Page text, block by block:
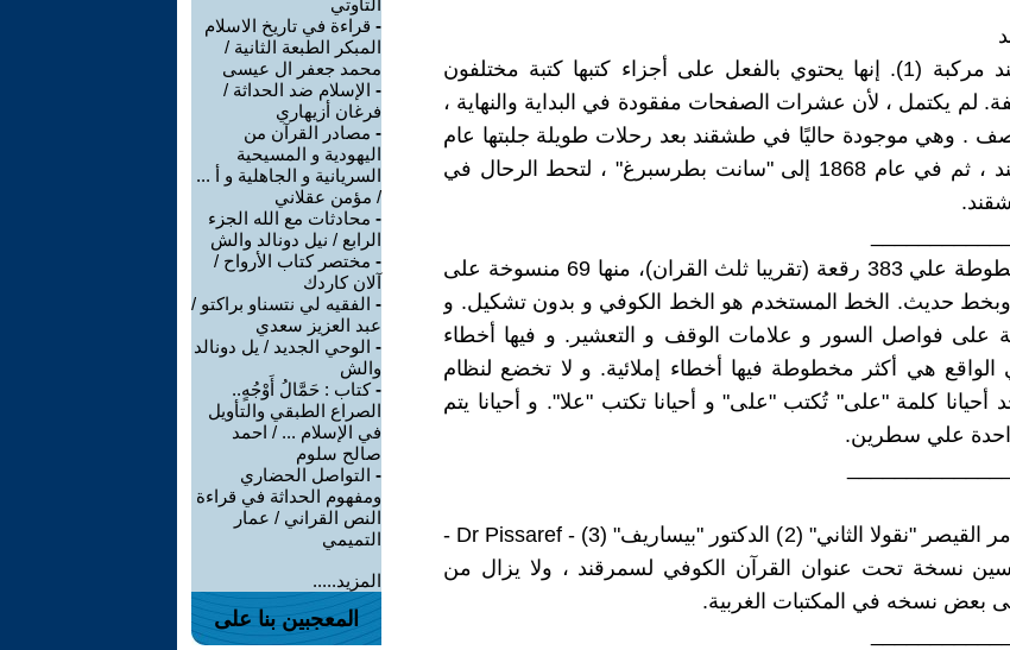
مخطوطة سمرقند مركبة (1). إنها يحتوي بالفعل على أجزاء كتبها كتبة مختلفون
لم يكتمل ، لأن عشرات الصفحات مفقودة في البداية والنهاية ،
. وهي موجودة حاليًا في طشقند بعد رحلات طويلة جلبتها عام
1485 إلى سمرقند ، ثم في عام 1868 إلى "سانت بطرسبرغ" ، لتحط الرحال في
(1) - تحتوي المخطوطة علي 383 رقعة (تقريبا ثلث القران)، منها 69 منسوخة على
حديث. الخط المستخدم هو الخط الكوفي و بدون تشكيل. و
على فواصل السور و علامات الوقف و التعشير. و فيها أخطاء
الواقع هي أكثر مخطوطة فيها أخطاء إملائية. و لا تخضع لنظام
أحيانا كلمة "على" تُكتب "على" و أحيانا تكتب "علا". و أحيانا يتم
علي سطرين.
في عام 1905 ، أمر القيصر "نقولا الثاني" (2) الدكتور "بيساريف" (3) - Dr Pissaref -
نسخة تحت عنوان القرآن الكوفي لسمرقند ، ولا يزال من
بعض نسخه في المكتبات الغربية.
التاوتي
- قراءة في تاريخ الاسلام
المبكر الطبعة الثانية /
محمد جعفر ال عيسى
- الإسلام ضد الحداثة /
فرغان أزيهاري
- مصادر القرآن من
اليهودية و المسيحية
السريانية و الجاهلية و أ ...
/ مؤمن عقلاني
- محادثات مع الله الجزء
الرابع / نيل دونالد والش
- مختصر كتاب الأرواح /
آلان كاردك
- الفقيه لي نتسناو براكتو /
عبد العزيز سعدي
- الوحي الجديد / يل دونالد
والش
-كتاب : حَمَّالُ أَوْجُهٍ..
الصراع الطبقي والتأويل
في الإسلام ... / احمد
صالح سلوم
- التواصل الحضاري
ومفهوم الحداثة في قراءة
النص القراني / عمار
التميمي
المزيد.....
المعجبين بنا على